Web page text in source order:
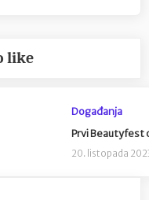
like
Događanja
Prvi Beautyfest
20. listopada